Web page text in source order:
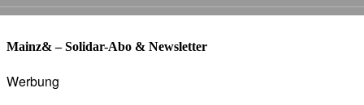
Mainz& – Solidar-Abo & Newsletter
Werbung